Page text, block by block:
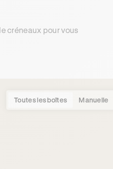
créneaux pour vous
Toutes les boîtes Manuelle